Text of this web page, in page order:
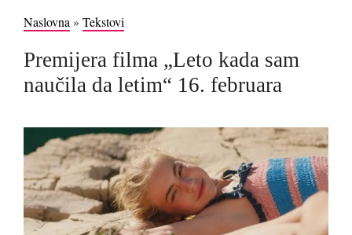
Naslovna » Tekstovi
Premijera filma „Leto kada sam
naučila da letim“ 16. februara